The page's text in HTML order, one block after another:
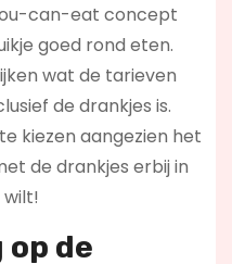
can-eat concept
goed rond eten.
wat de tarieven
de drankjes is.
kiezen aangezien het
de drankjes erbij in
wilt!
de